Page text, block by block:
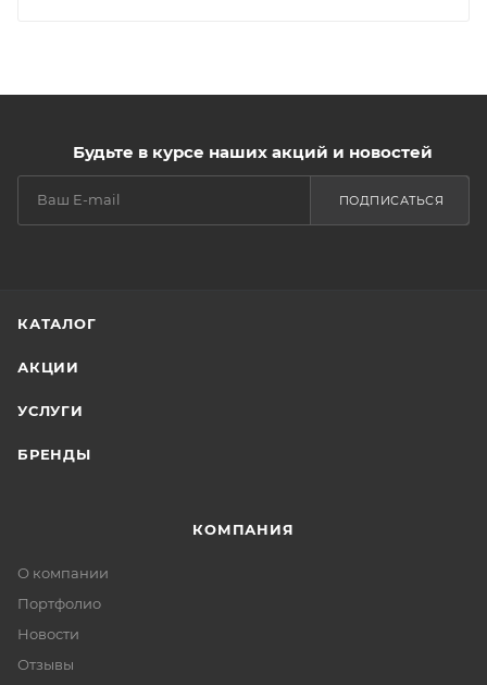
Будьте в курсе наших акций и новостей
ПОДПИСАТЬСЯ
КАТАЛОГ
АКЦИИ
УСЛУГИ
БРЕНДЫ
КОМПАНИЯ
О компании
Портфолио
Новости
Отзывы